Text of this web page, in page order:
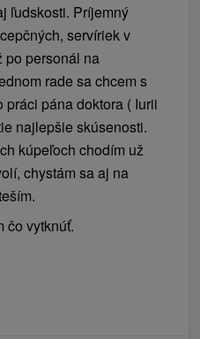
ľudskosti. Príjemný
servíriek v
po personál na
rade sa chcem s
pána doktora ( Iurii
najlepšie skúsenosti.
kúpeľoch chodím už
chystám sa aj na
čo vytknúť.